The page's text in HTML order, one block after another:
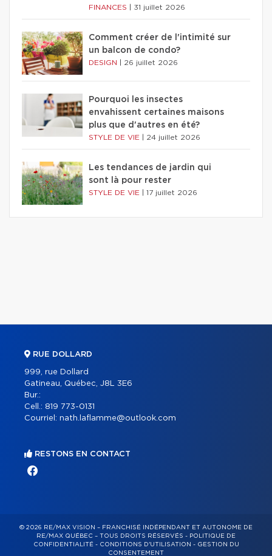
FINANCES 31 juillet 2026
Comment créer de l'intimité sur
un balcon de condo?
DESIGN 26 juillet 2026
Pourquoi les insectes
envahissent certaines maisons
plus que d'autres en été?
STYLE DE VIE 24 juillet 2026
Les tendances de jardin qui
sont là pour rester
STYLE DE VIE 17 juillet 2026
RUE DOLLARD
999, rue Dollard
Gatineau, Québec, J8L 3E6
Bur.:
Cell.: 819 773-0131
Courriel: nath.laflamme@outlook.com
RESTONS EN CONTACT
© 2026 RE/MAX VISION – FRANCHISÉ INDÉPENDANT ET AUTONOME DE
RE/MAX QUÉBEC – TOUS DROITS RÉSERVÉS - POLITIQUE DE
CONFIDENTIALITÉ- CONDITIONS D'UTILISATION - GESTION DU
CONSENTEMENT